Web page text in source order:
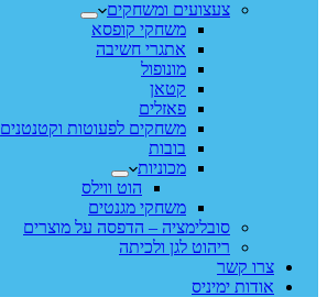
צעצועים ומשחקים
משחקי קופסא
אתגרי חשיבה
מונופול
קטאן
פאזלים
משחקים לפעוטות וקטנטנים
בובות
מכוניות
הוט ווילס
משחקי מגנטים
סובלימציה – הדפסה על מוצרים
ריהוט לגן ולכיתה
צרו קשר
אודות ימיניס